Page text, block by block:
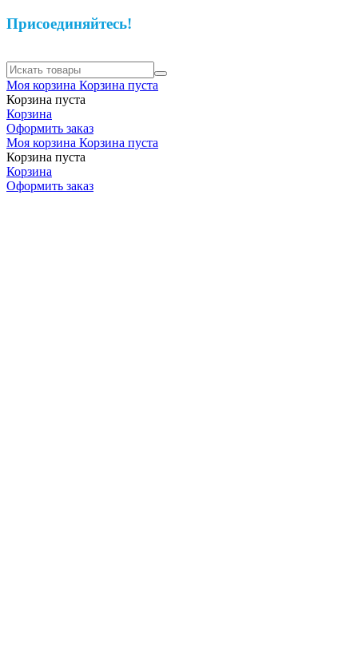
Присоединяйтесь!
Моя корзина Корзина пуста
Корзина пуста
Корзина
Оформить заказ
Моя корзина Корзина пуста
Корзина пуста
Корзина
Оформить заказ